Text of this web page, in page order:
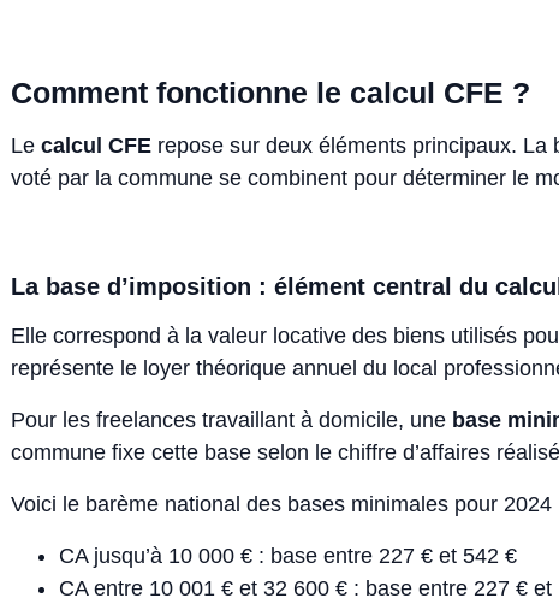
Comment fonctionne le calcul CFE ?
Le calcul CFErepose sur deux éléments principaux. La
voté par la commune se combinent pour déterminer le
La base d’imposition : élément central du calcul
Elle correspond à la valeur locative des biens utilisés
représente le loyer théorique annuel du local
Pour les freelances travaillant à domicile, une base
commune fixe cette base selon le chiffre d’affaires
Voici le barème national des bases minimales pour 2024
CA jusqu’à 10 000 € : base entre 227 € et 542 €
CA entre 10 001 € et 32 600 € : base entre 227 € et